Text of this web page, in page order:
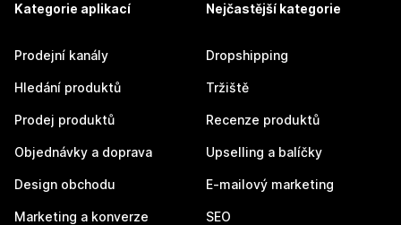
Kategorie aplikací
Prodejní kanály
Hledání produktů
Prodej produktů
Objednávky a doprava
Design obchodu
Marketing a konverze
Nejčastější kategorie
Dropshipping
Tržiště
Recenze produktů
Upselling a balíčky
E-mailový marketing
SEO